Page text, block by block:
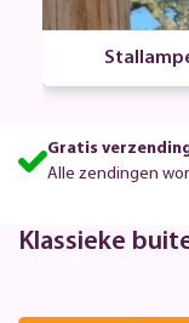
Gratis
Alle zendingen
Klassieke